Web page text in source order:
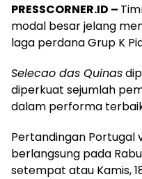
PRESSCORNER.ID –
modal besar jelang
laga perdana Grup K
Selecao das Quinas
diperkuat sejumlah
dalam performa
Pertandingan Portugal
berlangsung pada
setempat atau Kamis,